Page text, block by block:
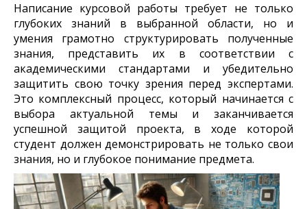
Написание курсовой работы требует не только
глубоких знаний в выбранной области, но и
умения грамотно структурировать полученные
знания, представить их в соответствии с
академическими стандартами и убедительно
защитить свою точку зрения перед экспертами.
Это комплексный процесс, который начинается с
выбора актуальной темы и заканчивается
успешной защитой проекта, в ходе которой
студент должен демонстрировать не только свои
знания, но и глубокое понимание предмета.